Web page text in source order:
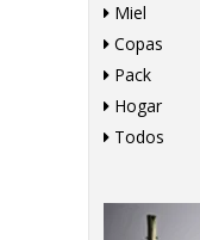
Miel
Copas
Pack
Hogar
Todos